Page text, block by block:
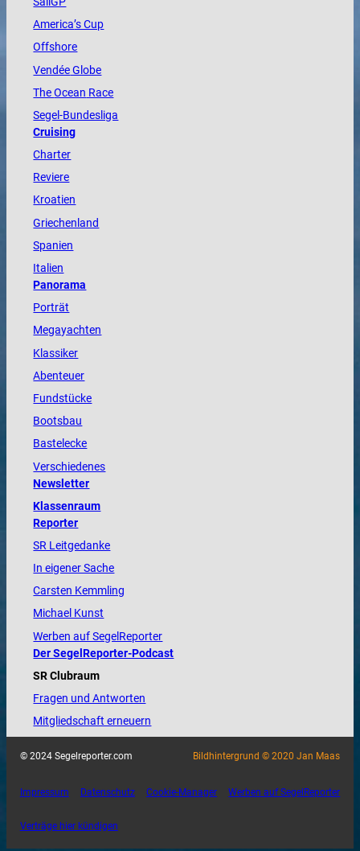
America’s Cup
Offshore
VendéeGlobe
TheOcean Race
Segel-Bundesliga
Cruising
Charter
Reviere
Kroatien
Griechenland
Spanien
Italien
Panorama
Porträt
Megayachten
Klassiker
Abenteuer
Fundstücke
Bootsbau
Bastelecke
Verschiedenes
Newsletter
Klassenraum
Reporter
SR Leitgedanke
In eigener Sache
Carsten Kemmling
Michael Kunst
Werben auf SegelReporter
Der SegelReporter-Podcast
SR Clubraum
Fragen und Antworten
Mitgliedschaft erneuern
© 2024 Segelreporter.com Bildhintergrund © 2020 Jan Maas
Impressum Datenschutz Cookie-Manager Werben auf SegelReporter
Verträge hier kündigen